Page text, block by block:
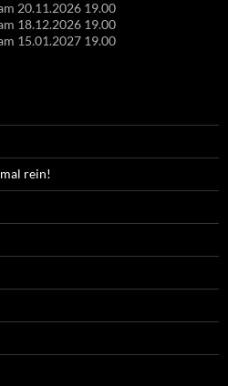
20.11.2026 19.00
18.12.2026 19.00
15.01.2027 19.00
rein!